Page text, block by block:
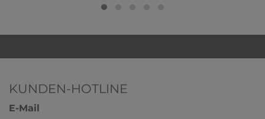
KUNDEN-HOTLINE
E-Mail